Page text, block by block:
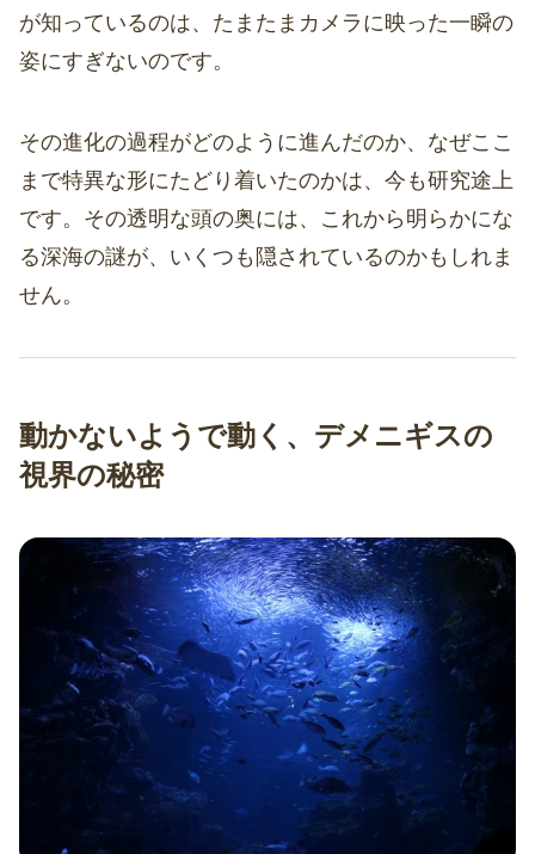
が知っているのは、たまたまカメラに映った一瞬の
姿にすぎないのです。
その進化の過程がどのように進んだのか、なぜここ
まで特異な形にたどり着いたのかは、今も研究途上
です。その透明な頭の奥には、これから明らかにな
る深海の謎が、いくつも隠されているのかもしれま
せん。
動かないようで動く、デメニギスの
視界の秘密